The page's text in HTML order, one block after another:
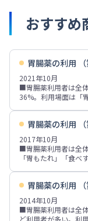
おすすめ
胃腸薬の利用 （
2021年10月
■胃腸薬利用者は全
36%。利用場面は「
やさ」「価格」「飲
ビ番組・CM」「商
の店頭の情報」など
■市販の胃腸薬購入
が利用者の7割強、
ラッグストア」が3割
■胃の調子が悪い時
ものを食べる」「食
胃腸薬の利用 （
2017年10月
■胃腸薬利用者は全
「胃もたれ」「食べ
CM」「商品パッケー
意見」などが各2～3
■市販の胃腸薬購入
が利用者の7割、「(
胃腸薬の利用 （
2014年10月
■胃腸薬利用者は全
ど利用者が多い。利